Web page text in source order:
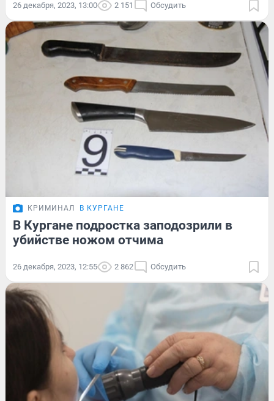
26 декабря, 2023, 13:00 2 151 Обсудить
КРИМИНАЛ В КУРГАНЕ
В Кургане подростка заподозрили в
убийстве ножом отчима
26 декабря, 2023, 12:55 2 862 Обсудить